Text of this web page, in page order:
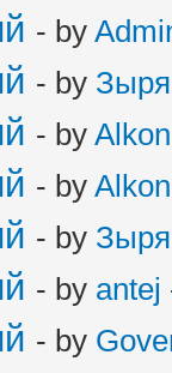
- by
- by
- by
- by
- by
- by antej
- by